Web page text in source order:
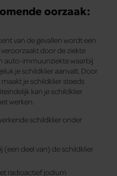
oorzaak:
van de gevallen wordt een
door de ziekte
auto-immuunziekte waarbij
je schildklier aanvalt. Door
je schildklier steeds
kan je schildklier
werken.
schildklier onder
(een deel van) de schildklier
radioactief jodium